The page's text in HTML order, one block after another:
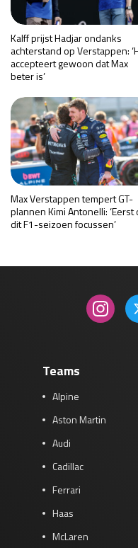
Kalff prijst Hadjar ondanks
achterstand op Verstappen:
accepteert gewoon dat Max
beter is’
Max Verstappen tempert GT-
plannen Kimi Antonelli: ‘Eerst
dit F1-seizoen focussen’
Teams
Alpine
Aston Martin
Audi
Cadillac
Ferrari
Haas
McLaren